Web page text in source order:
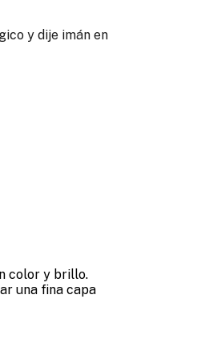
y dije imán en
color y brillo.
una fina capa